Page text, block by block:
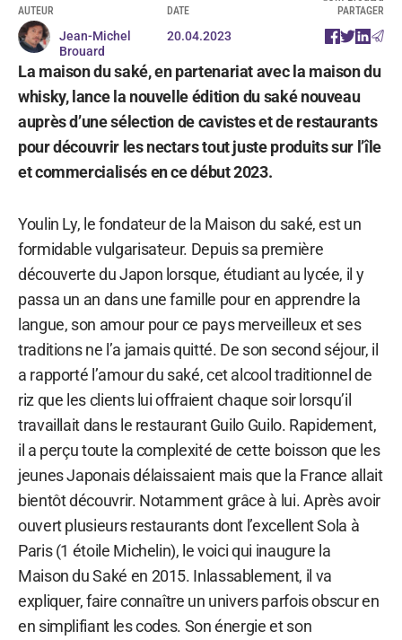
AUTEUR
Jean-Michel
Brouard
DATE
20.04.2023
PARTAGER
La maison du saké, en partenariat avec la maison du
whisky, lance la nouvelle édition du saké nouveau
auprès d’une sélection de cavistes et de restaurants
pour découvrir les nectars tout juste produits sur l’île
et commercialisés en ce début 2023.
Youlin Ly, le fondateur de la Maison du saké, est un
formidable vulgarisateur. Depuis sa première
découverte du Japon lorsque, étudiant au lycée, il y
passa un an dans une famille pour en apprendre la
langue, son amour pour ce pays merveilleux et ses
traditions ne l’a jamais quitté. De son second séjour, il
a rapporté l’amour du saké, cet alcool traditionnel de
riz que les clients lui offraient chaque soir lorsqu’il
travaillait dans le restaurant Guilo Guilo. Rapidement,
il a perçu toute la complexité de cette boisson que les
jeunes Japonais délaissaient mais que la France allait
bientôt découvrir. Notamment grâce à lui. Après avoir
ouvert plusieurs restaurants dont l’excellent Sola à
Paris (1 étoile Michelin), le voici qui inaugure la
Maison du Saké en 2015. Inlassablement, il va
expliquer, faire connaître un univers parfois obscur en
en simplifiant les codes. Son énergie et son